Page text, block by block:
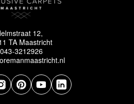
12,
TA Maastricht
043-3212926